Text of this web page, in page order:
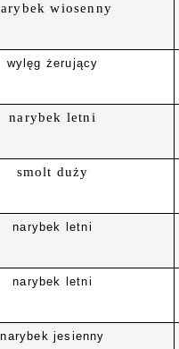
wiosenny
wylęg żerujący
narybek letni
smolt duży
narybek letni
narybek letni
narybek jesienny